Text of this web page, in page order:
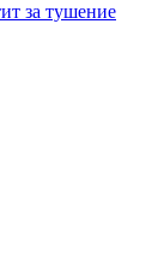
за тушение